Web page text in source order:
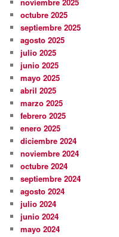
noviembre 2025
octubre 2025
septiembre 2025
agosto 2025
julio 2025
junio 2025
mayo 2025
abril 2025
marzo 2025
febrero 2025
enero 2025
diciembre 2024
noviembre 2024
octubre 2024
septiembre 2024
agosto 2024
julio 2024
junio 2024
mayo 2024